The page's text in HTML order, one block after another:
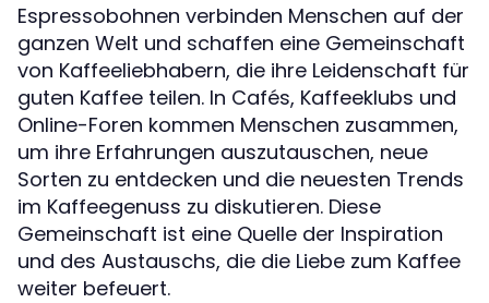
Espressobohnen verbinden Menschen auf der
ganzen Welt und schaffen eine Gemeinschaft
von Kaffeeliebhabern, die ihre Leidenschaft für
guten Kaffee teilen. In Cafés, Kaffeeklubs und
Online-Foren kommen Menschen zusammen,
um ihre Erfahrungen auszutauschen, neue
Sorten zu entdecken und die neuesten Trends
im Kaffeegenuss zu diskutieren. Diese
Gemeinschaft ist eine Quelle der Inspiration
und des Austauschs, die die Liebe zum Kaffee
weiter befeuert.